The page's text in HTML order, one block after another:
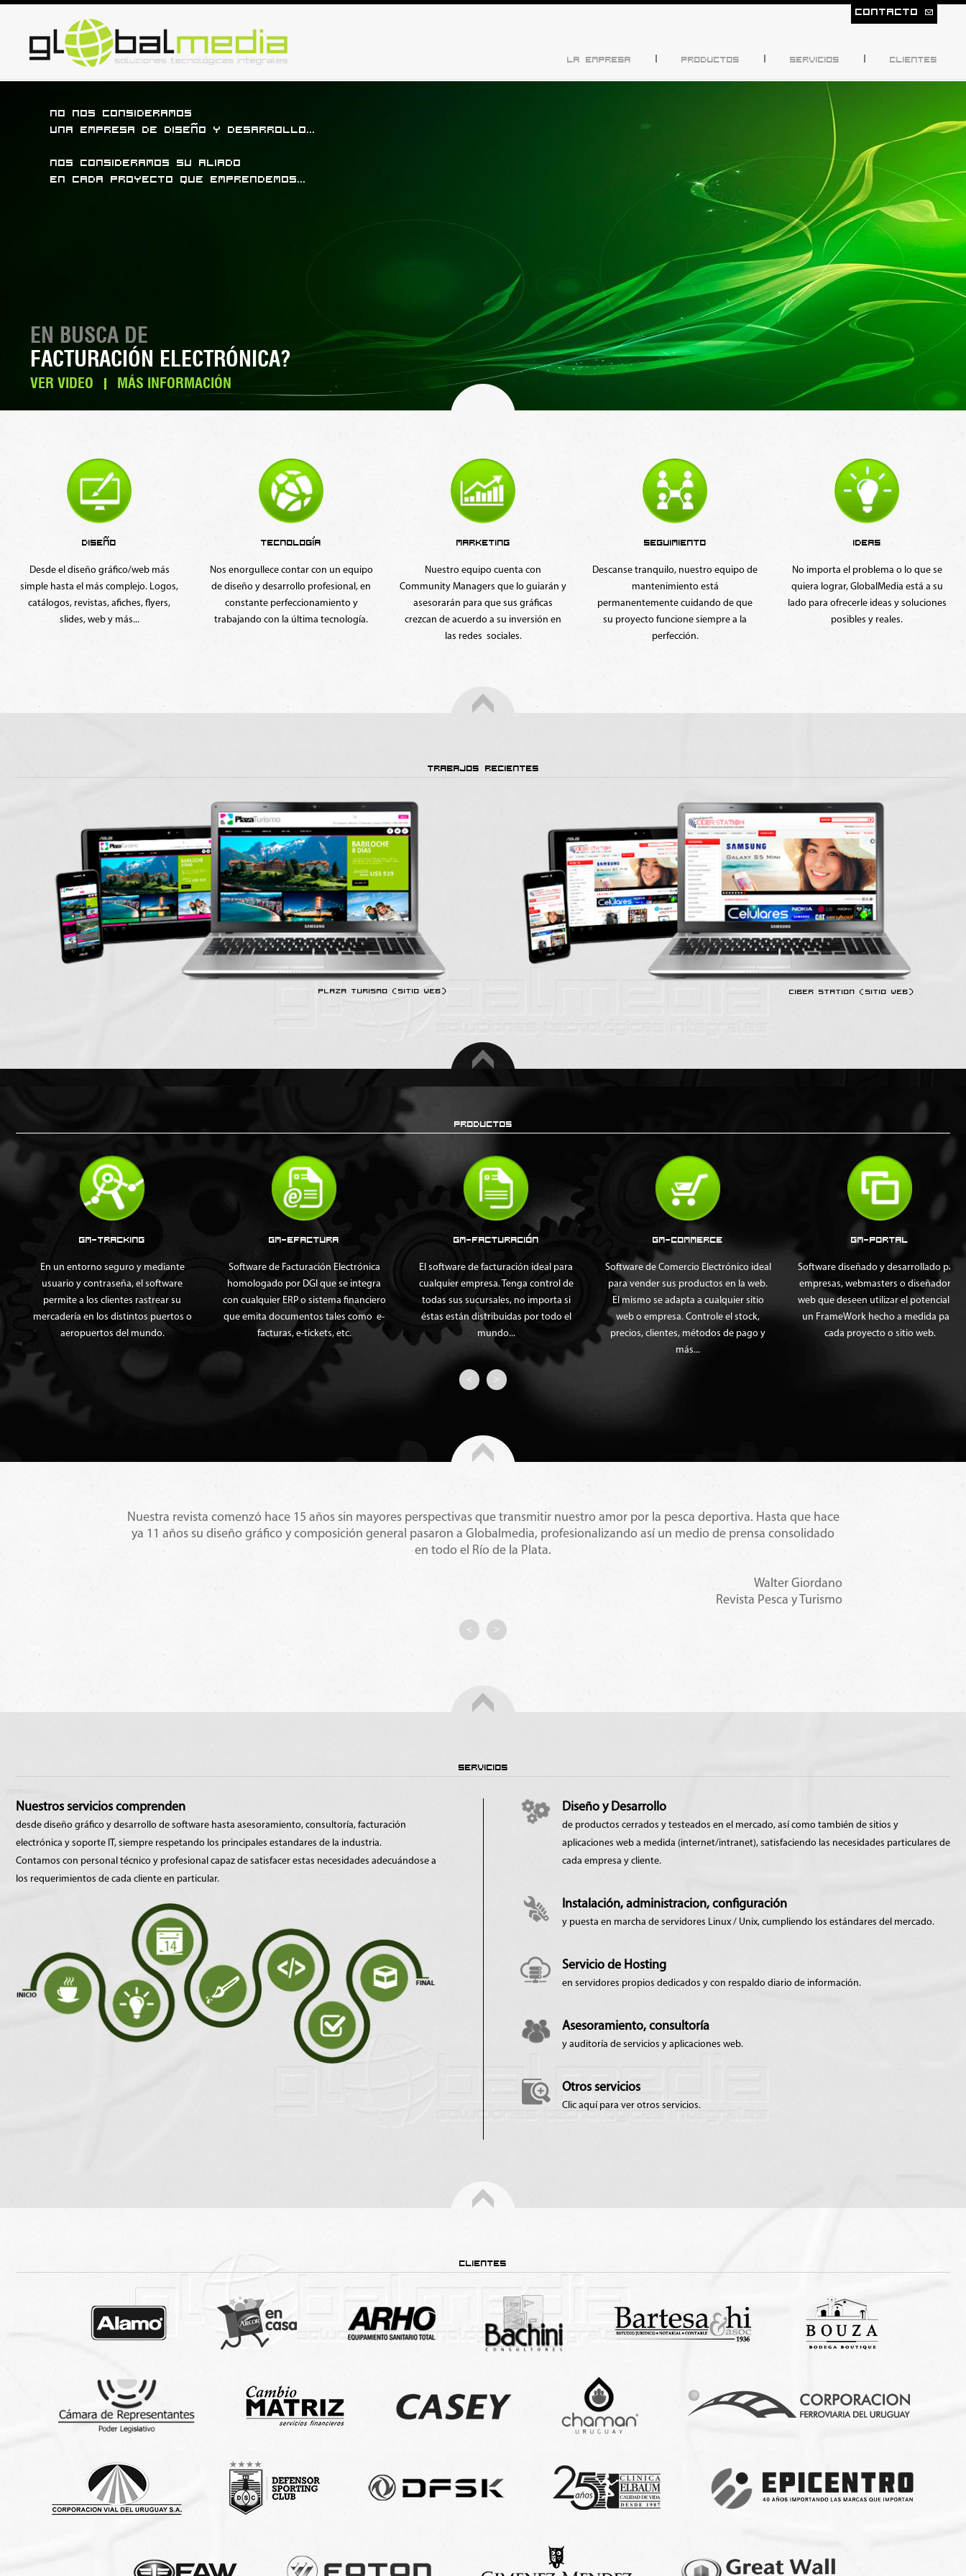
CONTACTO
LA EMPRESA PRODUCTOS SERVICIOS CLIENTES
EN BUSCA DE
FACTURACIÓN ELECTRÓNICA?
VER VIDEO MÁS INFORMACIÓN
No nos consideramos
una empresa de diseño y desarrollo...
nos consideramos su aliado
en cada proyecto que emprendemos...
TECNOLOGÍA
Nos enorgullece contar con un equipo
de diseño y desarrollo profesional, en
constante perfeccionamiento y
trabajando con la última tecnología.
MARKETING
Nuestro equipo cuenta con
Community Managers que lo guiarán y
asesorarán para que sus gráficas
crezcan de acuerdo a su inversión en
SEGUIMIENTO
Descanse tranquilo, nuestro equipo de
mantenimiento está
permanentemente cuidando de que
su proyecto funcione siempre a la
perfección.
IDEAS
No importa el problema o lo que se
quiera lograr, GlobalMedia está a su
lado para ofrecerle ideas y soluciones
posibles y reales.
DISEÑO
Desde el diseño gráfico/web más
simple hasta el más complejo. Logos,
catálogos, revistas, afiches, flyers,
slides, web y más...
TRABAJOS RECIENTES
PLAZA TURISMO (SITIO WEB) CIBER STATION (SITIO WEB)
PRODUCTOS
GM-TRACKING
En un entorno seguro y mediante
usuario y contraseña, el software
permite a los clientes rastrear su
mercadería en los distintos puertos o
aeropuertos del mundo.
GM-EFACTURA
Software de Facturación Electrónica
homologado por DGI que se integra
con cualquier ERP o sistema financiero
que emita documentos tales como e-
facturas, e-tickets, etc.
GM-FACTURACIÓN
El software de facturación ideal para
cualquier empresa. Tenga control de
todas sus sucursales, no importa si
éstas están distribuidas por todo el
mundo...
GM-COMMERCE
Software de Comercio Electrónico ideal
para vender sus productos en la web.
El mismo se adapta a cualquier sitio
web o empresa. Controle el stock,
precios, clientes, métodos de pago y
más...
GM-PORTAL
Software diseñado y desarrollado para
empresas, webmasters o diseñadores
web que deseen utilizar el potencial de
un FrameWork hecho a medida para
cada proyecto o sitio web.
< >
Nuestra revista comenzó hace 15 años sin mayores perspectivas que transmitir nuestro amor por la pesca deportiva. Hasta que hace
ya 11 años su diseño gráfico y composición general pasaron a Globalmedia, profesionalizando así un medio de prensa consolidado
en todo el Río de la Plata.
Walter Giordano
Revista Pesca y Turismo
< >
SERVICIOS
Nuestros servicios comprenden
desde diseño gráfico y desarrollo de software hasta asesoramiento, consultoría, facturación
electrónica y soporte IT, siempre respetando los principales estandares de la industria.
Contamos con personal técnico y profesional capaz de satisfacer estas necesidades adecuándose a
los requerimientos de cada cliente en particular.
Diseño y Desarrollo
de productos cerrados y testeados en el mercado, así como también de sitios y
aplicaciones web a medida (internet/intranet), satisfaciendo las necesidades particulares de
cada empresa y cliente.
Instalación, administracion, configuración
y puesta en marcha de servidores Linux / Unix, cumpliendo los estándares del mercado.
Servicio de Hosting
en servidores propios dedicados y con respaldo diario de información.
Asesoramiento, consultoría
y auditoría de servicios y aplicaciones web.
Otros servicios
Clic aquí para ver otros servicios.
CLIENTES